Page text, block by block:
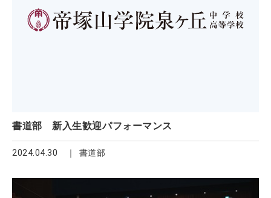
書道部 新入生歓迎パフォーマンス
2024.04.30 書道部